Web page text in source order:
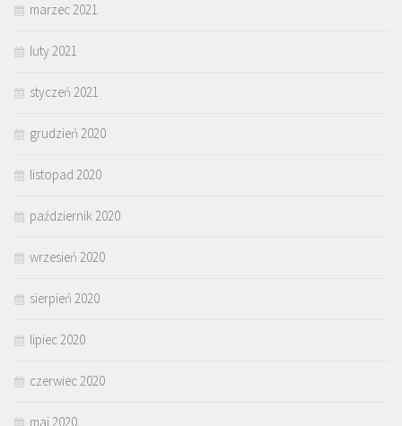
marzec 2021
luty 2021
styczeń 2021
grudzień 2020
listopad 2020
październik 2020
wrzesień 2020
sierpień 2020
lipiec 2020
czerwiec 2020
maj 2020